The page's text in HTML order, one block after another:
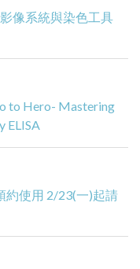
像系統與染色工具
to Hero- Mastering
ELISA
約使用 2/23(一)起請